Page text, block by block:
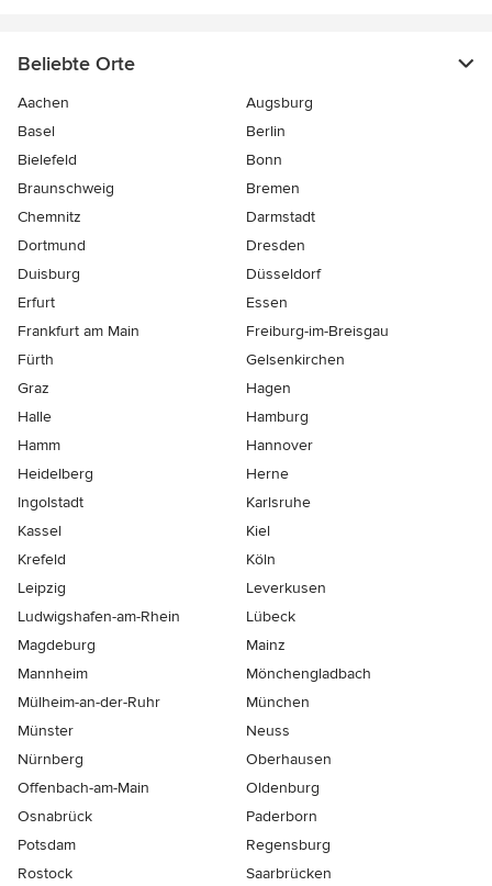
Beliebte Orte
Aachen
Augsburg
Basel
Berlin
Bielefeld
Bonn
Braunschweig
Bremen
Chemnitz
Darmstadt
Dortmund
Dresden
Duisburg
Düsseldorf
Erfurt
Essen
Frankfurt am Main
Freiburg-im-Breisgau
Fürth
Gelsenkirchen
Graz
Hagen
Halle
Hamburg
Hamm
Hannover
Heidelberg
Herne
Ingolstadt
Karlsruhe
Kassel
Kiel
Krefeld
Köln
Leipzig
Leverkusen
Ludwigshafen-am-Rhein
Lübeck
Magdeburg
Mainz
Mannheim
Mönchen­gladbach
Mülheim-an-der-Ruhr
München
Münster
Neuss
Nürnberg
Oberhausen
Offenbach-am-Main
Oldenburg
Osnabrück
Paderborn
Potsdam
Regensburg
Rostock
Saarbrücken